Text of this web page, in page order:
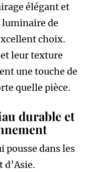
élégant et
de
choix.
leur texture
une touche de
quelle pièce.
durable et
pousse dans les
d’Asie.